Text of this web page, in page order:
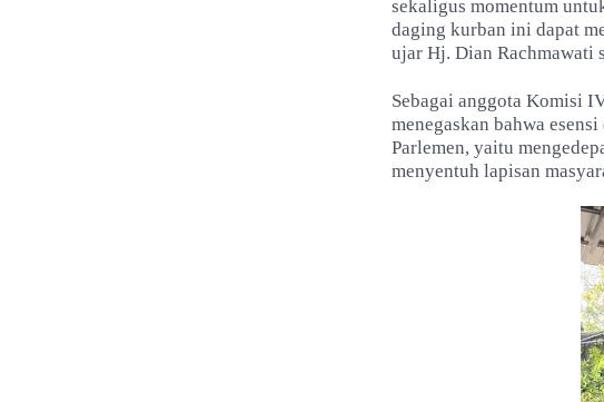
sekaligus momentum
daging kurban ini dapat
ujar Hj. Dian Rachmawati
Sebagai anggota Komisi
menegaskan bahwa
Parlemen, yaitu
menyentuh lapisan